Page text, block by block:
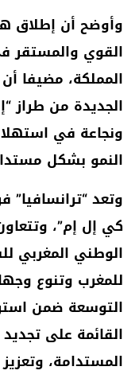
وأوضح أن إطلاق
القوي والمستقر
المملكة، مضيفا
ونجاعة في
النمو بشكل
وتعد “ترانسافيا”
كي إل إم”،
الوطني المغربي
للمغرب وتنوع
التوسعة ضمن
القائمة على
المستدامة،